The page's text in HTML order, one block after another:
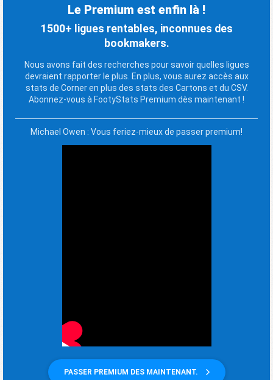
Le Premium est enfin là !
1500+ ligues rentables, inconnues des
bookmakers.
Nous avons fait des recherches pour savoir quelles ligues
devraient rapporter le plus. En plus, vous aurez accès aux
stats de Corner en plus des stats des Cartons et du CSV.
Abonnez-vous à FootyStats Premium dès maintenant !
PASSER PREMIUM DES MAINTENANT.
Michael Owen : Vous feriez-mieux de passer premium!